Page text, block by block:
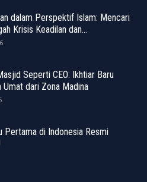
dalam Perspektif Islam: Mencari
Krisis Keadilan dan...
Seperti CEO: Ikhtiar Baru
Umat dari Zona Madina
Pertama di Indonesia Resmi